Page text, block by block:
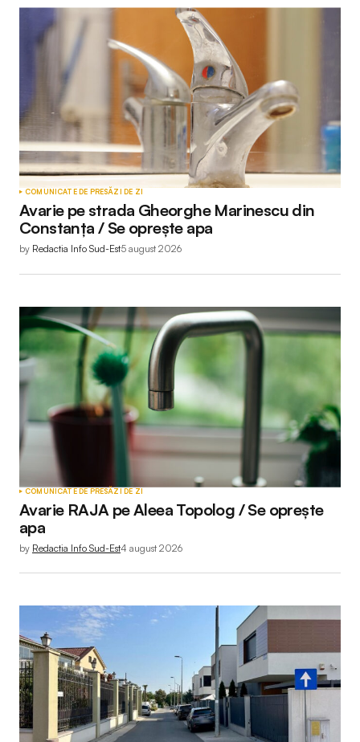
COMUNICATE DE PRESĂZI DE ZI
Avarie pe strada Gheorghe Marinescu din
Constanța / Se oprește apa
by Redactia Info Sud-Est5 august 2026
COMUNICATE DE PRESĂZI DE ZI
Avarie RAJA pe Aleea Topolog / Se oprește
apa
by Redactia Info Sud-Est4 august 2026